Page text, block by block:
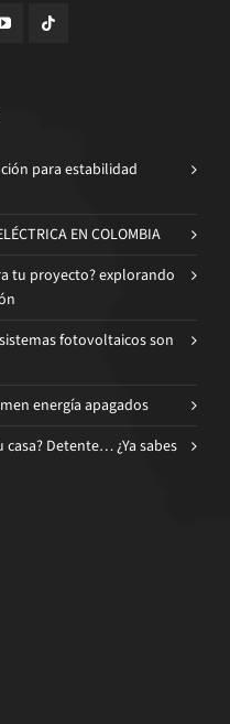
para estabilidad
EN COLOMBIA
tu proyecto? explorando
fotovoltaicos son
energía apagados
Detente… ¿Ya sabes